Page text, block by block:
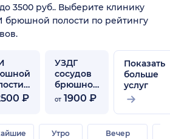
3500 руб.. Выберите клинику
брюшной полости по рейтингу
₽
УЗДГ
сосудов
брюшной
полости
от 1900 ₽
Показать
больше
услуг
Утро
Вечер